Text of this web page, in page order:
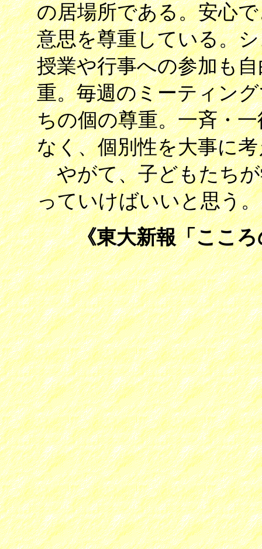
の居場所である。安心
意思を尊重している。
授業や行事への参加も
重。毎週のミーティン
ちの個の尊重。一斉・
なく、個別性を大事に
やがて、子どもたちが
っていけばいいと思う。
《東大新報「ここ